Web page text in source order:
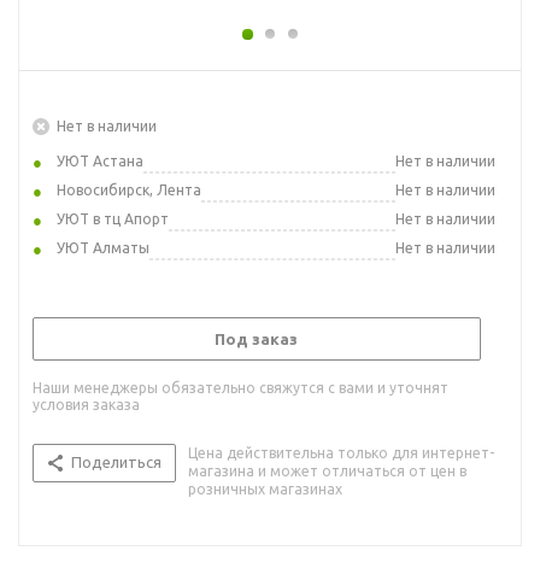
Нет в наличии
УЮТ Астана
Нет в наличии
Новосибирск, Лента
Нет в наличии
УЮТ в тц Апорт
Нет в наличии
УЮТ Алматы
Нет в наличии
Под заказ
Наши менеджеры обязательно свяжутся с вами и уточнят
условия заказа
Поделиться
Цена действительна только для интернет-
магазина и может отличаться от цен в
розничных магазинах